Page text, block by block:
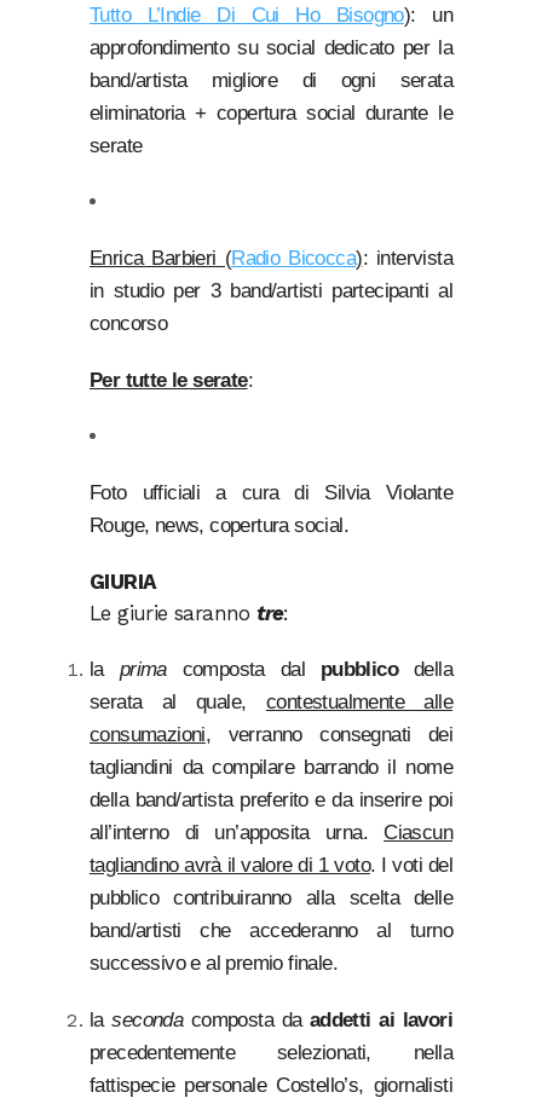
Tutto L’Indie Di Cui Ho Bisogno): un
approfondimento su social dedicato per la
band/artista migliore di ogni serata
eliminatoria + copertura social durante le
serate
Enrica Barbieri (Radio Bicocca): intervista
in studio per 3 band/artisti partecipanti al
concorso
Per tutte le serate:
Foto ufficiali a cura di Silvia Violante
Rouge, news, copertura social.
GIURIA
Le giurie sarannotre:
la prima composta dal pubblicodella
serata al quale, contestualmente alle
consumazioni, verranno consegnati dei
tagliandini da compilare barrando il nome
della band/artista preferito e da inserire poi
all’interno di un’apposita urna.Ciascun
tagliandino avrà il valore di 1 voto. I voti del
pubblico contribuiranno alla scelta delle
band/artisti che accederanno al turno
successivo e al premio finale.
lasecondacomposta da addetti ai lavori
precedentemente selezionati, nella
fattispecie personale Costello’s, giornalisti